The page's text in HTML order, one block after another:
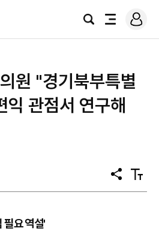
검
전
로
그
원 "경기북부특별
익 관점서 연구해
공
유
텍
스
필요 역설'